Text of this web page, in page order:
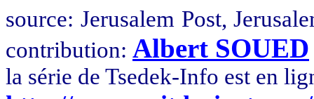
source: Jerusalem Post,
contribution: Albert SOUED
la série de Tsedek-Info est en